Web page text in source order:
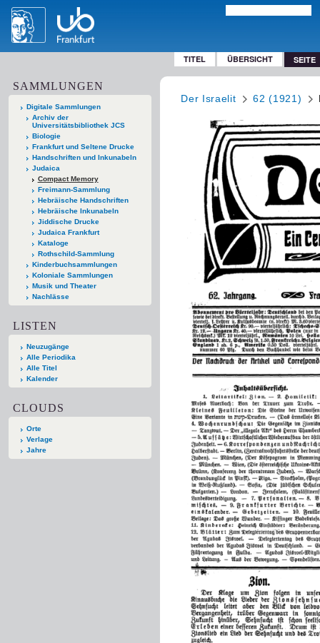
TITEL ÜBERSICHT SEITE
SAMMLUNGEN
Digitale Sammlungen
Archiv der
Universitätsbibliothek JCS
Biologie
Frankfurt und Seltene Drucke
Handschriften und Inkunabeln
Judaica
Compact Memory
Freimann-Sammlung
Hebräische Handschriften
Hebräische Inkunabeln
Jiddische Drucke
Judaica Frankfurt
Kataloge
Rothschild-Sammlung
Kinderbuchsammlungen
Koloniale Sammlungen
Musik und Theater
Nachlässe
LISTEN
Neuzugänge
Alle Periodika
Alle Titel
Kalender
CLOUDS
Orte
Verlage
Jahre
Der Israelit 62 (1921)